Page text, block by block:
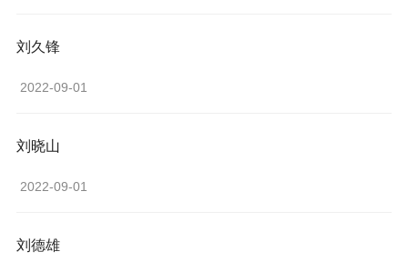
刘久锋
2022-09-01
刘晓山
2022-09-01
刘德雄